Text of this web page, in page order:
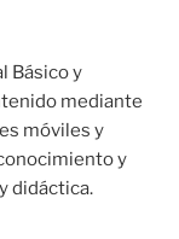
Básico y
mediante
móviles y
y
didáctica.